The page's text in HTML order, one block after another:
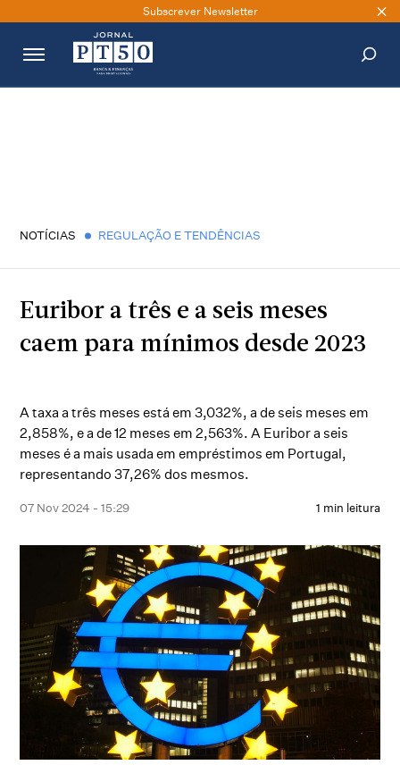
Subscrever Newsletter
NOTÍCIAS REGULAÇÃO E TENDÊNCIAS
Euribor a três e a seis meses
caem para mínimos desde 2023
A taxa a três meses está em 3,032%, a de seis meses em
2,858%, e a de 12 meses em 2,563%. A Euribor a seis
meses é a mais usada em empréstimos em Portugal,
representando 37,26% dos mesmos.
07 Nov 2024 - 15:29 1 min leitura